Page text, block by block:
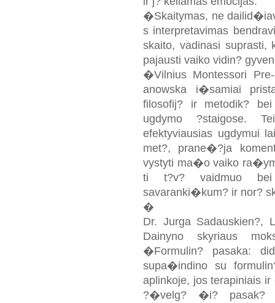
�Skaitymas, ne
s interpretavimas
skaito, vadinasi suprasti,
pajausti vaiko vidin?
�Vilnius Montessori
anowska i�samiai
filosofij? ir metodik?
ugdymo ?staigose.
efektyviausias ugdymui
met?, prane�?ja
vystyti ma�o vaiko
ti t?v? vaidmuo bei
savaranki�kum? ir nor?
�
Dr. Jurga Sadauskien?,
Dainyno skyriaus
�Formulin? pasaka:
supa�indino su
aplinkoje, jos terapiniais
?�velg? �i? pasak?